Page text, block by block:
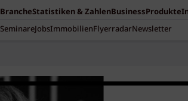
BrancheStatistiken & ZahlenBusinessProdukte
SeminareJobsImmobilienFlyerradarNewsletter